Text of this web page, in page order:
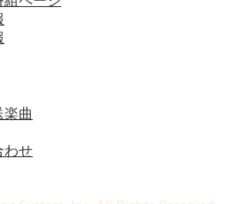
楽曲
わせ